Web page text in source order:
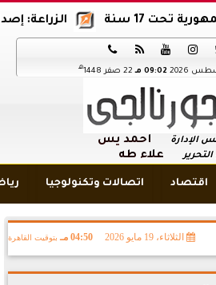
الزراعة: إصدار 12 ألف موافقة وتصريح بالمبيدات خلال 6 شهور سنة




09:02 مـ 22 صفر 1448 هـ
الإدارة أحمد يس
علاء طه
اقتصاد اتصالات وتكنولوجيا
الثلاثاء، 19 مايو 2026 04:50 مـ بتوقيت القاهرة